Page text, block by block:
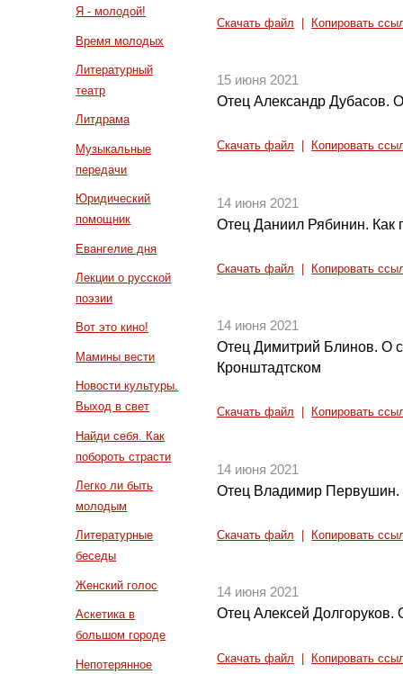
Я - молодой!
Время молодых
Литературный
театр
Литдрама
Музыкальные
передачи
Юридический
помощник
Евангелие дня
Лекции о русской
поэзии
Вот это кино!
Мамины вести
Новости культуры.
Выход в свет
Найди себя. Как
побороть страсти
Легко ли быть
молодым
Литературные
беседы
Женский голос
Аскетика в
большом городе
Непотерянное
Скачать файл Копировать
15 июня 2021
Отец Александр Дубасов.
Скачать файл Копировать
14 июня 2021
Отец Даниил Рябинин. Как
Скачать файл Копировать
14 июня 2021
Отец Димитрий Блинов. О
Кронштадтском
Скачать файл Копировать
14 июня 2021
Отец Владимир
Скачать файл Копировать
14 июня 2021
Отец Алексей Долгоруков.
Скачать файл Копировать